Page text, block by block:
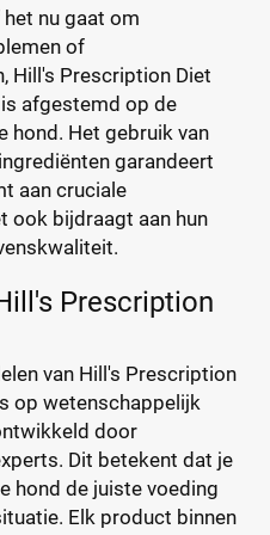
nu gaat om
of
Hill's Prescription Diet
afgestemd op de
hond. Het gebruik van
garandeert
aan cruciale
ook bijdraagt aan hun
Prescription
van Hill's Prescription
op wetenschappelijk
door
Dit betekent dat je
hond de juiste voeding
Elk product binnen